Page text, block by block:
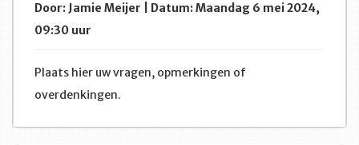
Door: Jamie Meijer | Datum: Maandag 6 mei 2024,
09:30 uur
Plaats hier uw vragen, opmerkingen of
overdenkingen.